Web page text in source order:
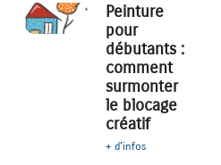
Peinture
pour
débutants :
comment
surmonter
le blocage
créatif
+ d'infos